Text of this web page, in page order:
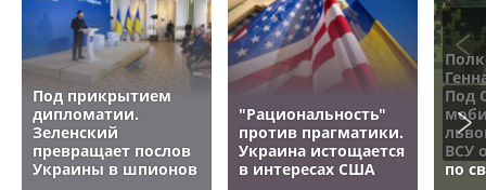
Под прикрытием
дипломатии.
Зеленский
превращает послов
Украины в шпионов
"Рациональность"
против прагматики.
Украина истощается
в интересах США
Под
ВСУ
по